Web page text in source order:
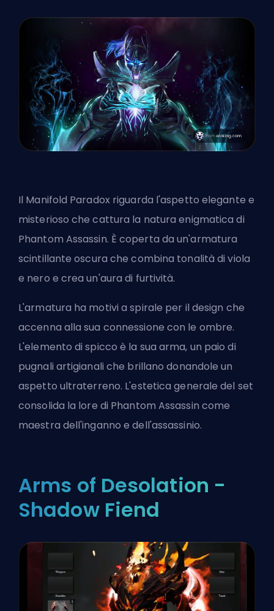
Il Manifold Paradox riguarda l'aspetto elegante e
misterioso che cattura la natura enigmatica di
Phantom Assassin. È coperta da un'armatura
scintillante oscura che combina tonalità di viola
e nero e crea un'aura di furtività.
L'armatura ha motivi a spirale per il design che
accenna alla sua connessione con le ombre.
L'elemento di spicco è la sua arma, un paio di
pugnali artigianali che brillano donandole un
aspetto ultraterreno. L'estetica generale del set
consolida la lore di Phantom Assassin come
maestra dell'inganno e dell'assassinio.
Arms of Desolation -
Shadow Fiend